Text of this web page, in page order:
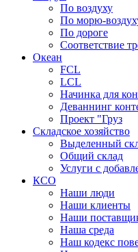
По воздуху
По морю-
По дороге
Соответствие
Океан
FCL
LCL
Начинка для
Деваннинг
Проект "Груз
Складское хозяйство
Выделенный
Общий склад
Услуги с
КСО
Наши люди
Наши клиенты
Наши
Наша среда
Наш кодекс